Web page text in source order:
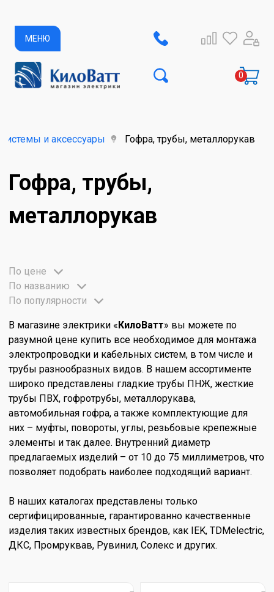
МЕНЮ
и аксессуары Гофра, трубы, металлорукав
Гофра, трубы,
металлорукав
По цене
По названию
По популярности
В магазине электрики «КилоВатт» вы можете по
разумной цене купить все необходимое для монтажа
электропроводки и кабельных систем, в том числе и
трубы разнообразных видов. В нашем ассортименте
широко представлены гладкие трубы ПНЖ, жесткие
трубы ПВХ, гофротрубы, металлорукава,
автомобильная гофра, а также комплектующие для
них – муфты, повороты, углы, резьбовые крепежные
элементы и так далее. Внутренний диаметр
предлагаемых изделий – от 10 до 75 миллиметров, что
позволяет подобрать наиболее подходящий вариант.
В наших каталогах представлены только
сертифицированные, гарантированно качественные
изделия таких известных брендов, как IEK, TDMelectric,
ДКС, Промруквав, Рувинил, Солекс и других.